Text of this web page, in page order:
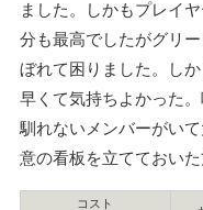
ました。しかもプレイ
分も最高でしたがグリ
ぼれて困りました。し
早くて気持ちよかった
馴れないメンバーがい
意の看板を立てておいた
コスト